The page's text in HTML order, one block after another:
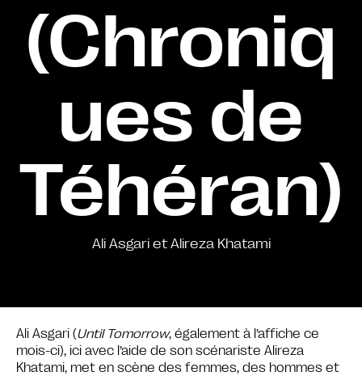
(Chroniq
ues de
Téhéran)
Ali Asgari et Alireza Khatami
Ali Asgari (Until Tomorrow, également à l’affiche ce
mois-ci), ici avec l’aide de son scénariste Alireza
Khatami, met en scène des femmes, des hommes et